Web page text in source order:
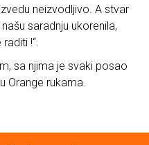
neizvodljivo. A stvar
saradnju ukorenila,
!“.
sa njima je svaki posao
Orange rukama.